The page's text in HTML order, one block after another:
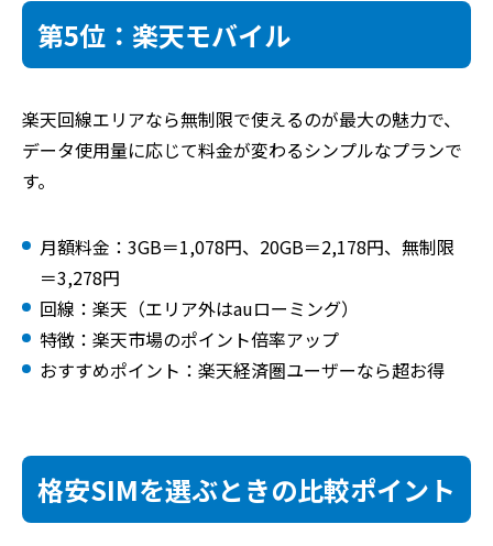
第5位：楽天モバイル
楽天回線エリアなら無制限で使えるのが最大の魅力で、
データ使用量に応じて料金が変わるシンプルなプランで
す。
月額料金：3GB＝1,078円、20GB＝2,178円、無制限
＝3,278円
回線：楽天（エリア外はauローミング）
特徴：楽天市場のポイント倍率アップ
おすすめポイント：楽天経済圏ユーザーなら超お得
格安SIMを選ぶときの比較ポイント